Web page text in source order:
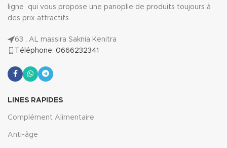
ligne qui vous propose une panoplie de produits toujours à
des prix attractifs
63 , AL massira Saknia Kenitra
Téléphone: 0666232341
LINES RAPIDES
Complément Alimentaire
Anti-âge